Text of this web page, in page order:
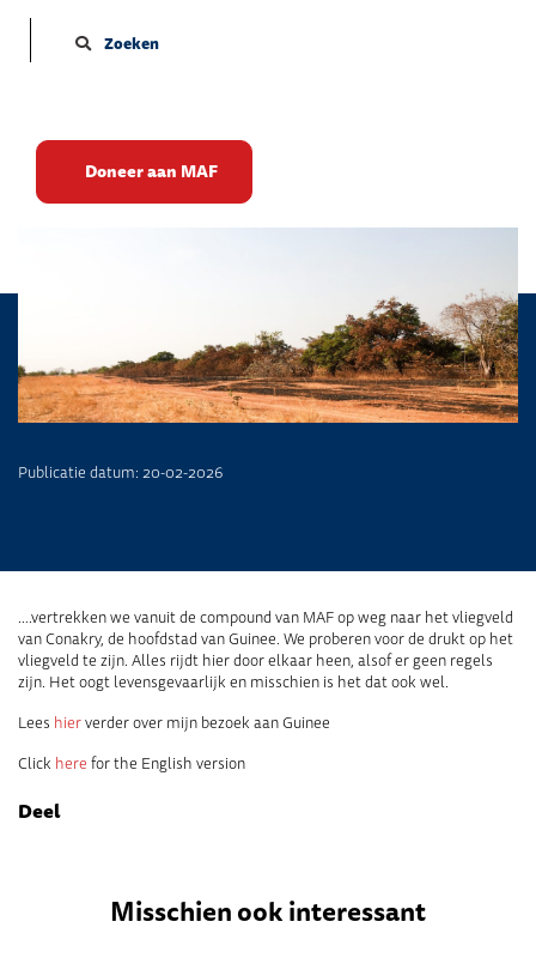
Zoeken
Doneer aan MAF
In alle vroegte….
Publicatie datum: 20-02-2026
….vertrekken we vanuit de compound van MAF op weg naar het vliegveld
van Conakry, de hoofdstad van Guinee. We proberen voor de drukt op het
vliegveld te zijn. Alles rijdt hier door elkaar heen, alsof er geen regels
zijn. Het oogt levensgevaarlijk en misschien is het dat ook wel.
Lees hierverder over mijn bezoek aan Guinee
Click here for the English version
Deel
Misschien ook interessant